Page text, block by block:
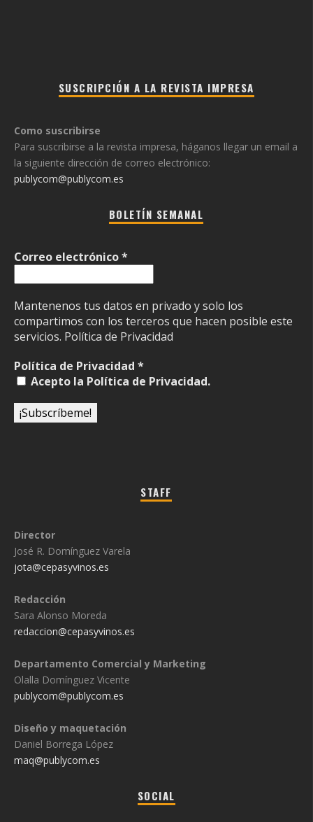
SUSCRIPCIÓN A LA REVISTA IMPRESA
Como suscribirse
Para suscribirse a la revista impresa, háganos llegar un email a
la siguiente dirección de correo electrónico:
publycom@publycom.es
BOLETÍN SEMANAL
Correo electrónico*
Mantenenos tus datos en privado y solo los
compartimos con los terceros que hacen posible este
servicios. Política de Privacidad
Política de Privacidad *
Acepto la Política de Privacidad.
STAFF
Director
José R. Domínguez Varela
jota@cepasyvinos.es
Redacción
Sara Alonso Moreda
redaccion@cepasyvinos.es
Departamento Comercial y Marketing
Olalla Domínguez Vicente
publycom@publycom.es
Diseño y maquetación
Daniel Borrega López
maq@publycom.es
SOCIAL